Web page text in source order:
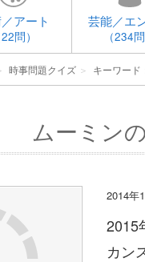
アート
22問）
芸能／エ
（234問
時事問題クイズ ＞ キーワード
ムーミン
2014年
2015
カン